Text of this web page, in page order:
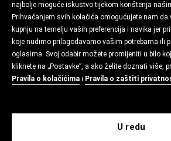
najbolje moguće iskustvo tijekom korištenja
Prihvaćanjem svih kolačića omogućujete nam
kupnju na temelju vaših preferencija i navika jer
koje nudimo prilagođavamo vašim potrebama ili
oglasima. Svoj odabir možete promijeniti u bilo
kliknete na „Postavke”, a ako želite doznati više,
Pravila o kolačićima i Pravila o zaštiti
U redu